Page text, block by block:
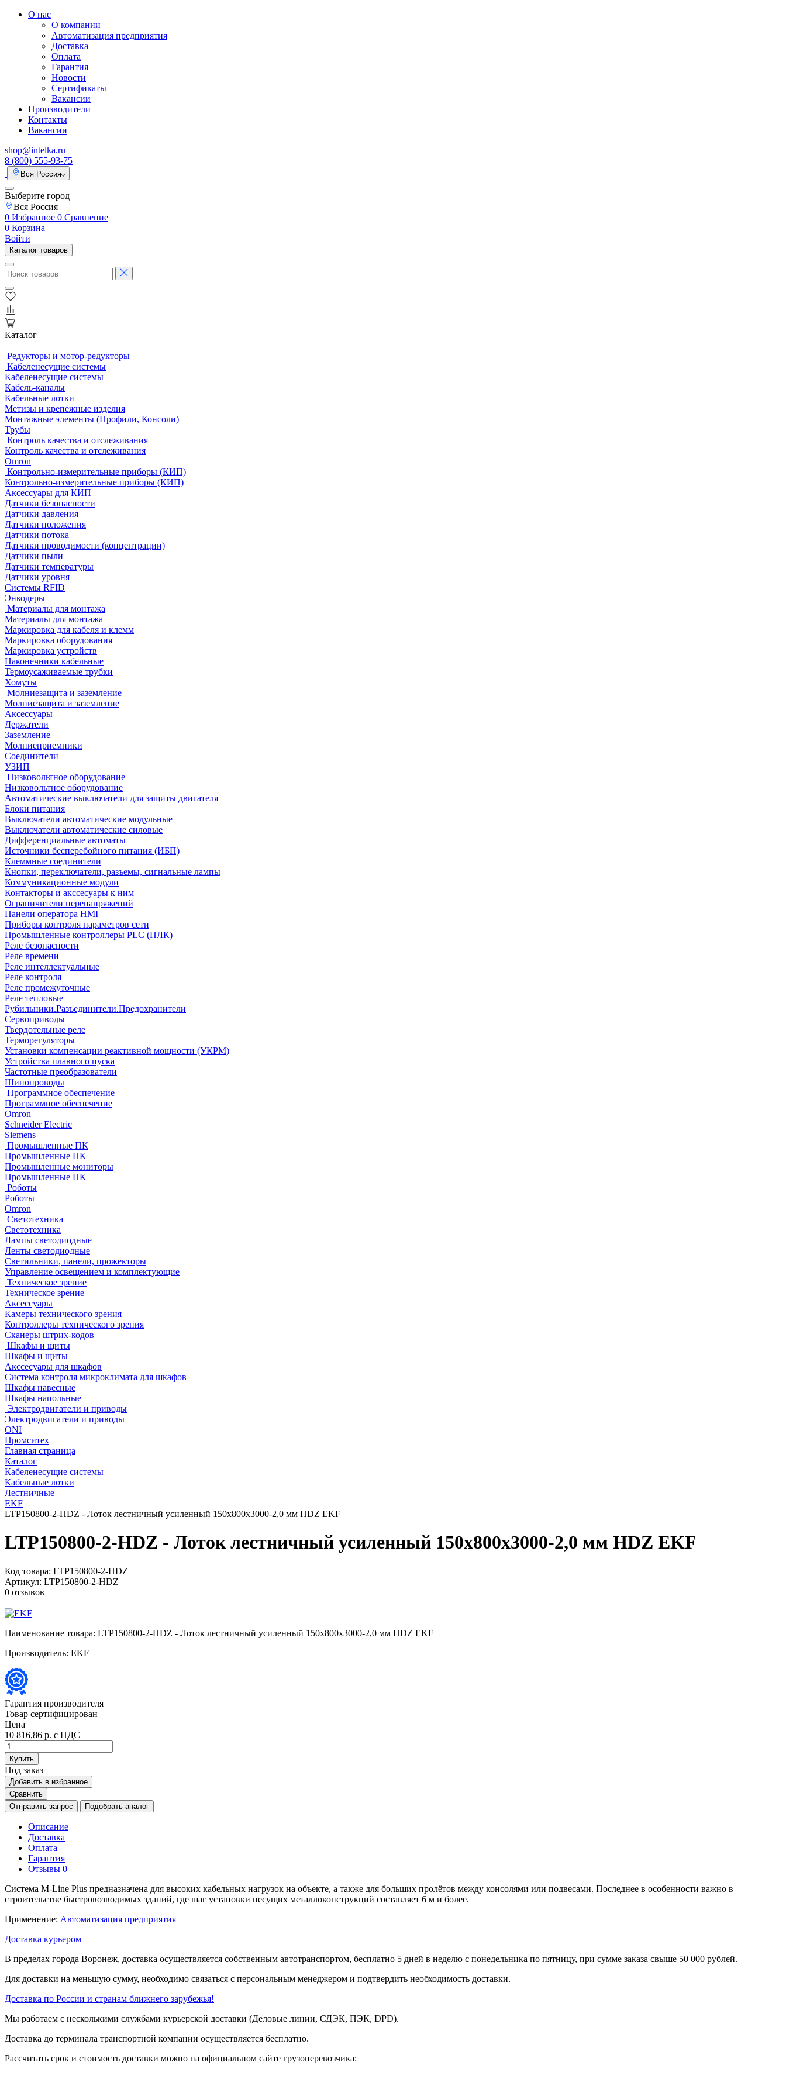
О нас
О компании
Автоматизация предприятия
Доставка
Оплата
Гарантия
Новости
Сертификаты
Вакансии
Производители
Контакты
Вакансии
shop@intelka.ru
8 (800) 555-93-75
Вся Россия
Выберите город
Вся Россия
0 Избранное 0 Сравнение
0 Корзина
Войти
Каталог товаров
Каталог
Редукторы и мотор-редукторы
Кабеленесущие системы
Кабеленесущие системы
Кабель-каналы
Кабельные лотки
Метизы и крепежные изделия
Монтажные элементы (Профили, Консоли)
Трубы
Контроль качества и отслеживания
Контроль качества и отслеживания
Omron
Контрольно-измерительные приборы (КИП)
Контрольно-измерительные приборы (КИП)
Аксессуары для КИП
Датчики безопасности
Датчики давления
Датчики положения
Датчики потока
Датчики проводимости (концентрации)
Датчики пыли
Датчики температуры
Датчики уровня
Системы RFID
Энкодеры
Материалы для монтажа
Материалы для монтажа
Маркировка для кабеля и клемм
Маркировка оборудования
Маркировка устройств
Наконечники кабельные
Термоусаживаемые трубки
Хомуты
Молниезащита и заземление
Молниезащита и заземление
Аксессуары
Держатели
Заземление
Молниеприемники
Соединители
УЗИП
Низковольтное оборудование
Низковольтное оборудование
Автоматические выключатели для защиты двигателя
Блоки питания
Выключатели автоматические модульные
Выключатели автоматические силовые
Дифференциальные автоматы
Источники бесперебойного питания (ИБП)
Клеммные соединители
Кнопки, переключатели, разъемы, сигнальные лампы
Коммуникационные модули
Контакторы и акссесуары к ним
Ограничители перенапряжений
Панели оператора HMI
Приборы контроля параметров сети
Промышленные контроллеры PLC (ПЛК)
Реле безопасности
Реле времени
Реле интеллектуальные
Реле контроля
Реле промежуточные
Реле тепловые
Рубильники.Разъединители.Предохранители
Сервоприводы
Твердотельные реле
Терморегуляторы
Установки компенсации реактивной мощности (УКРМ)
Устройства плавного пуска
Частотные преобразователи
Шинопроводы
Программное обеспечение
Программное обеспечение
Omron
Schneider Electric
Siemens
Промышленные ПК
Промышленные ПК
Промышленные мониторы
Промышленные ПК
Роботы
Роботы
Omron
Светотехника
Светотехника
Лампы светодиодные
Ленты светодиодные
Светильники, панели, прожекторы
Управление освещением и комплектующие
Техническое зрение
Техническое зрение
Аксессуары
Камеры технического зрения
Контроллеры технического зрения
Сканеры штрих-кодов
Шкафы и щиты
Шкафы и щиты
Акссесуары для шкафов
Система контроля микроклимата для шкафов
Шкафы навесные
Шкафы напольные
Электродвигатели и приводы
Электродвигатели и приводы
ONI
Промситех
Главная страница
Каталог
Кабеленесущие системы
Кабельные лотки
Лестничные
EKF
LTP150800-2-HDZ - Лоток лестничный усиленный 150х800х3000-2,0 мм HDZ EKF
LTP150800-2-HDZ - Лоток лестничный усиленный 150х800х3000-2,0 мм HDZ EKF
Код товара: LTP150800-2-HDZ
Артикул: LTP150800-2-HDZ
0 отзывов
Наименование товара: LTP150800-2-HDZ - Лоток лестничный усиленный 150х800х3000-2,0 мм HDZ EKF
Производитель: EKF
Гарантия производителя
Товар сертифицирован
Цена
10 816,86 р. с НДС
Купить
Под заказ
Добавить в избранное
Сравнить
Отправить запрос
Подобрать аналог
Описание
Доставка
Оплата
Гарантия
Отзывы 0
Система M-Line Plus предназначена для высоких кабельных нагрузок на объекте, а также для больших пролётов между консолями или подвесами. Последнее в особенности важно в
строительстве быстровозводимых зданий, где шаг установки несущих металлоконструкций составляет 6 м и более.
Применение: Автоматизация предприятия
Доставка курьером
В пределах города Воронеж, доставка осуществляется собственным автотранспортом, бесплатно 5 дней в неделю с понедельника по пятницу, при сумме заказа свыше 50 000 рублей.
Для доставки на меньшую сумму, необходимо связаться с персональным менеджером и подтвердить необходимость доставки.
Доставка по России и странам ближнего зарубежья!
Мы работаем с несколькими службами курьерской доставки (Деловые линии, СДЭК, ПЭК, DPD).
Доставка до терминала транспортной компании осуществляется бесплатно.
Рассчитать срок и стоимость доставки можно на официальном сайте грузоперевозчика: